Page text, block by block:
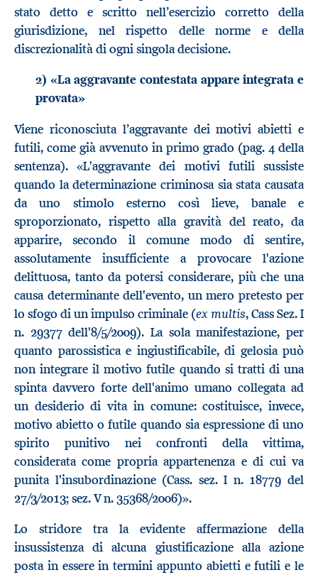
stato detto e scritto nell’esercizio corretto della
giurisdizione, nel rispetto delle norme e della
discrezionalità di ogni singola decisione.
2) «La aggravante contestata appare integrata e
provata»
Viene riconosciuta l’aggravante dei motivi abietti e
futili, come già avvenuto in primo grado (pag. 4 della
sentenza). «L'aggravante dei motivi futili sussiste
quando la determinazione criminosa sia stata causata
da uno stimolo esterno così lieve, banale e
sproporzionato, rispetto alla gravità del reato, da
apparire, secondo il comune modo di sentire,
assolutamente insufficiente a provocare l'azione
delittuosa, tanto da potersi considerare, più che una
causa determinante dell'evento, un mero pretesto per
lo sfogo di un impulso criminale (ex multis, Cass Sez. I
n. 29377 dell'8/5/2009). La sola manifestazione, per
quanto parossistica e ingiustificabile, di gelosia può
non integrare il motivo futile quando si tratti di una
spinta davvero forte dell'animo umano collegata ad
un desiderio di vita in comune: costituisce, invece,
motivo abietto o futile quando sia espressione di uno
spirito punitivo nei confronti della vittima,
considerata come propria appartenenza e di cui va
punita l'insubordinazione (Cass. sez. I n. 18779 del
27/3/2013; sez. V n. 35368/2006)».
Lo stridore tra la evidente affermazione della
insussistenza di alcuna giustificazione alla azione
posta in essere in termini appunto abietti e futili e le